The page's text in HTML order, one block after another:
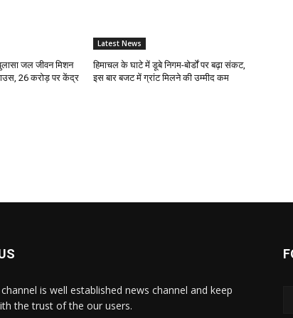
जल जीवन मिशन
26 करोड़ पर केंद्र
Latest News
हिमाचल के घाटे में डूबे निगम-बोर्डों पर बढ़ा संकट,
इस बार बजट में ग्रांट मिलने की उम्मीद कम
is well established news channel and keep
the trust of the our users.